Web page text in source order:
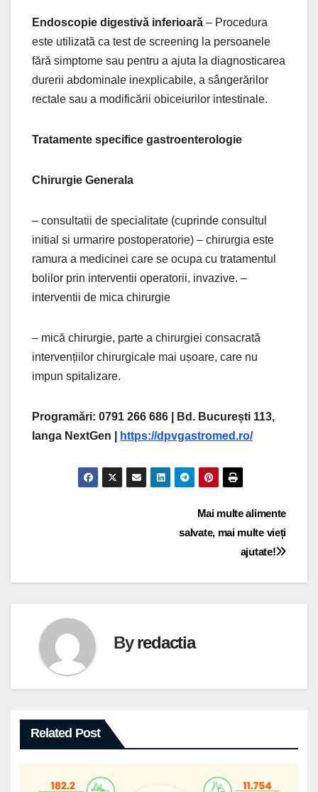
Endoscopie digestivă inferioară – Procedura
este utilizată ca test de screening la persoanele
fără simptome sau pentru a ajuta la diagnosticarea
durerii abdominale inexplicabile, a sângerărilor
rectale sau a modificării obiceiurilor intestinale.
Tratamente specifice gastroenterologie
Chirurgie Generala
– consultatii de specialitate (cuprinde consultul
initial si urmarire postoperatorie) – chirurgia este
ramura a medicinei care se ocupa cu tratamentul
bolilor prin interventii operatorii, invazive. –
interventii de mica chirurgie
– mică chirurgie, parte a chirurgiei consacrată
intervențiilor chirurgicale mai ușoare, care nu
impun spitalizare.
Programări: 0791 266 686 | Bd. București 113,
langa NextGen |
https://dpvgastromed.ro/
articole
Mai multe alimente
salvate, mai multe vieți
ajutate!
Byredactia
Related Post